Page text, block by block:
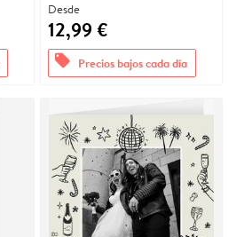
Desde
12,99 €
offers Precios bajos cada día